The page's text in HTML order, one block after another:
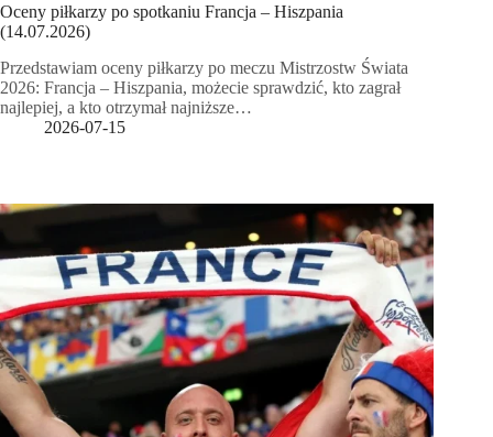
Oceny piłkarzy po spotkaniu Francja – Hiszpania
(14.07.2026)
Przedstawiam oceny piłkarzy po meczu Mistrzostw Świata
2026: Francja – Hiszpania, możecie sprawdzić, kto zagrał
najlepiej, a kto otrzymał najniższe…
2026-07-15